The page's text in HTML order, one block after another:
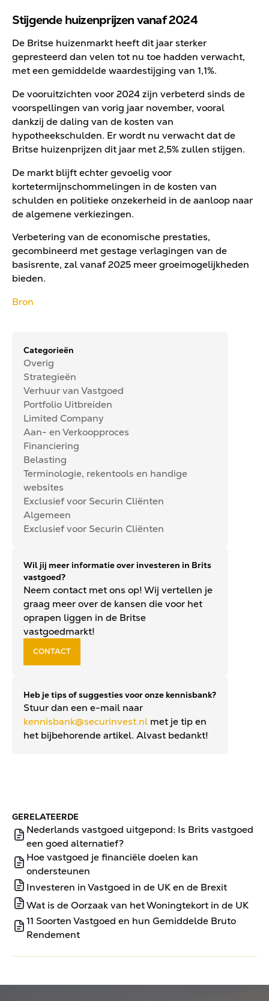
Stijgende huizenprijzen vanaf 2024
De Britse huizenmarkt heeft dit jaar sterker
gepresteerd dan velen tot nu toe hadden verwacht,
met een gemiddelde waardestijging van 1,1%.
De vooruitzichten voor 2024 zijn verbeterd sinds de
voorspellingen van vorig jaar november, vooral
dankzij de daling van de kosten van
hypotheekschulden. Er wordt nu verwacht dat de
Britse huizenprijzen dit jaar met 2,5% zullen stijgen.
De markt blijft echter gevoelig voor
kortetermijnschommelingen in de kosten van
schulden en politieke onzekerheid in de aanloop naar
de algemene verkiezingen.
Verbetering van de economische prestaties,
gecombineerd met gestage verlagingen van de
basisrente, zal vanaf 2025 meer groeimogelijkheden
bieden.
Bron
Categorieën
Overig
Strategieën
Verhuur van Vastgoed
Portfolio Uitbreiden
Limited Company
Aan- en Verkoopproces
Financiering
Belasting
Terminologie, rekentools en handige
websites
Exclusief voor Securin Cliënten
Algemeen
Exclusief voor Securin Cliënten
Wil jij meer informatie over investeren in Brits
vastgoed?
Neem contact met ons op! Wij vertellen je
graag meer over de kansen die voor het
oprapen liggen in de Britse
vastgoedmarkt!
CONTACT
Heb je tips of suggesties voor onze kennisbank?
Stuur dan een e-mail naar
kennisbank@securinvest.nl met je tip en
het bijbehorende artikel. Alvast bedankt!
GERELATEERDE
Nederlands vastgoed uitgepond: Is Brits vastgoed
een goed alternatief?
Hoe vastgoed je financiële doelen kan
ondersteunen
Investeren in Vastgoed in de UK en de Brexit
Wat is de Oorzaak van het Woningtekort in de UK
11 Soorten Vastgoed en hun Gemiddelde Bruto
Rendement